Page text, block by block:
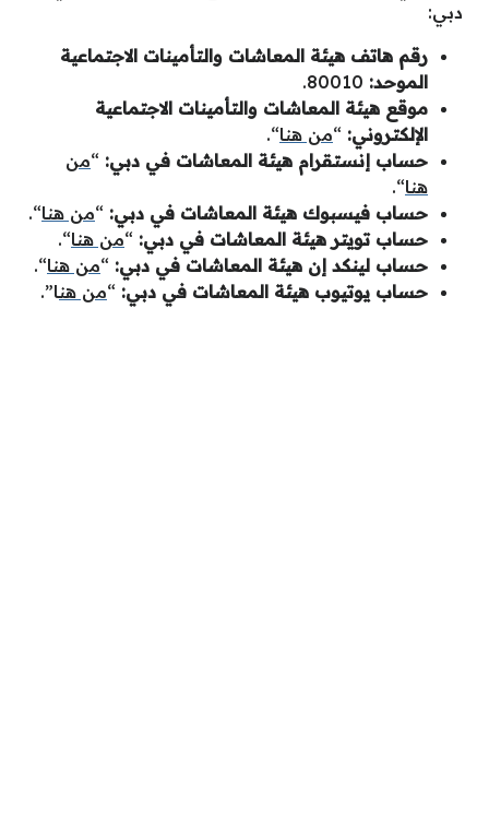
دبي:
رقم هاتف هيئة المعاشات والتأمينات الاجتماعية
الموحد:
موقع هيئة المعاشات والتأمينات الاجتماعية
الإلكتروني: “من هنا“.
حساب إنستقرام هيئة المعاشات في دبي: “من
هنا“.
حساب فيسبوك هيئة المعاشات في دبي: “من هنا“.
حساب تويتر هيئة المعاشات في دبي: “من هنا“.
حساب لينكد إن هيئة المعاشات في دبي: “من هنا“.
حساب يوتيوب هيئة المعاشات في دبي: “من هنا”.